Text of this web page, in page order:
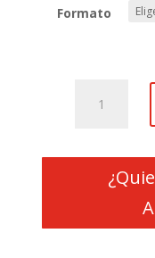
Formato
Trilogía
de